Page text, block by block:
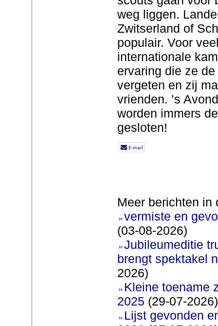
weg liggen.
Zwitserland of
populair. Voor
internationale
ervaring die ze
vergeten en zij
vrienden. ’s
worden immers
gesloten!
Meer berichten in
vermiste en
(03-08-2026)
Jubileumeditie
brengt spektakel
2026)
Kleine toename
2025 (29-07-2026)
Lijst gevonden